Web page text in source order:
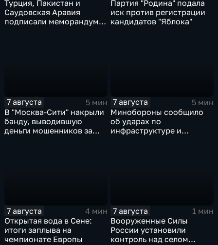
Турция, Пакистан и
Саудовская Аравия
подписали меморандум о
Партия "Родина" подала
иск против регистрации
кандидатов "Яблока"
7 августа
5 мин
В "Москва‑Сити" накрыли
банду, выводившую
деньги мошенников за
7 августа
5 мин
Минобороны сообщило
об ударах по
инфраструктуре и
7 августа
4 мин
Открытая вода в Сене:
итоги заплыва на
чемпионате Европы
7 августа
1 мин
Вооруженные Силы
России установили
контроль над селом